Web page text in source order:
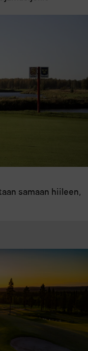
samaan hiileen,